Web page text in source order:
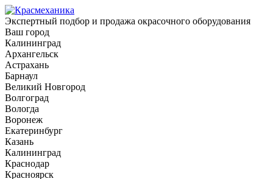
Экспертный подбор и продажа окрасочного оборудования
Ваш город
Калининград
Архангельск
Астрахань
Барнаул
Великий Новгород
Волгоград
Вологда
Воронеж
Екатеринбург
Казань
Калининград
Краснодар
Красноярск